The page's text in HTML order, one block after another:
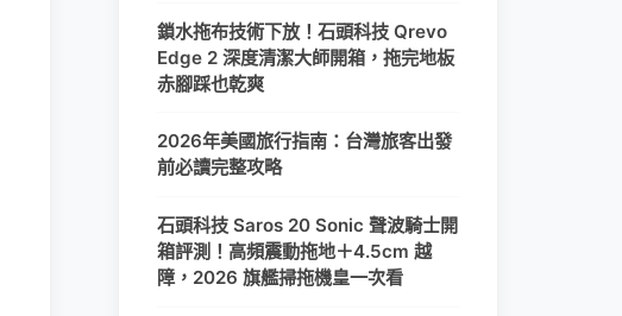
鎖水拖布技術下放！石頭科技 Qrevo
Edge 2 深度清潔大師開箱，拖完地板
赤腳踩也乾爽
2026年美國旅行指南：台灣旅客出發
前必讀完整攻略
石頭科技 Saros 20 Sonic 聲波騎士開
箱評測！高頻震動拖地＋4.5cm 越
障，2026 旗艦掃拖機皇一次看